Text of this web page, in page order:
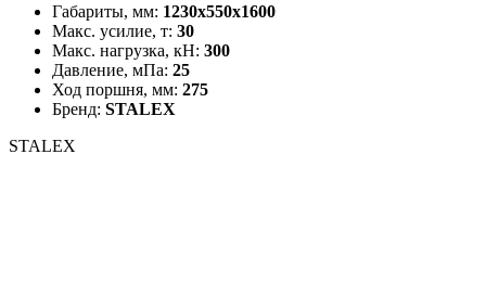
Габариты, мм: 1230x550x1600
Макс. усилие, т: 30
Макс. нагрузка, кН: 300
Давление, мПа: 25
Ход поршня, мм: 275
Бренд: STALEX
STALEX